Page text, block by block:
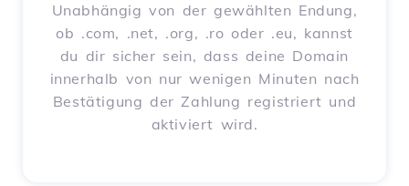
Unabhängig von der gewählten Endung,
ob .com, .net, .org, .ro oder .eu, kannst
du dir sicher sein, dass deine Domain
innerhalb von nur wenigen Minuten nach
Bestätigung der Zahlung registriert und
aktiviert wird.